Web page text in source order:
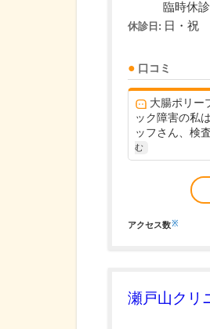
臨時休
休診日: 日・祝
口コミ
大腸ポリー
ック障害の私
ッフさん、検
む
アクセス数※
瀬戸山クリ